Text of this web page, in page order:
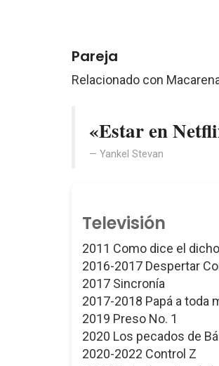
Pareja
Relacionado con
«Estar en
Yankel Stevan
Televisión
2011 Como dice el dicho
2016-2017 Despertar
2017 Sincronía
2017-2018 Papá a toda
2019 Preso No. 1
2020 Los pecados de
2020-2022 Control Z